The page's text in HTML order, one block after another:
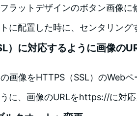
ラットデザインのボタン画像
に配置した時に、センタリング
）に対応するように画像の
画像をHTTPS（SSL）のWeb
に、画像のURLをhttps://に対